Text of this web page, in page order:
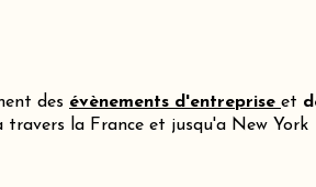
des évènements d'entreprise et
travers la France et jusqu'a New York